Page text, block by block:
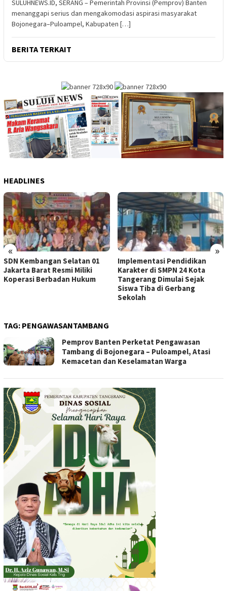
SULUHNEWS.ID, SERANG – Pemerintah Provinsi (Pemprov) Banten
menanggapi serius dan mengakomodasi aspirasi masyarakat
Bojonegara–Puloampel, Kabupaten […]
BERITA TERKAIT
HEADLINES
« »
SDN Kembangan Selatan 01
Jakarta Barat Resmi Miliki
Koperasi Berbadan Hukum
Implementasi Pendidikan
Karakter di SMPN 24 Kota
Tangerang Dimulai Sejak
Siswa Tiba di Gerbang
Sekolah
TAG: PENGAWASANTAMBANG
Pemprov Banten Perketat Pengawasan
Tambang di Bojonegara – Puloampel, Atasi
Kemacetan dan Keselamatan Warga